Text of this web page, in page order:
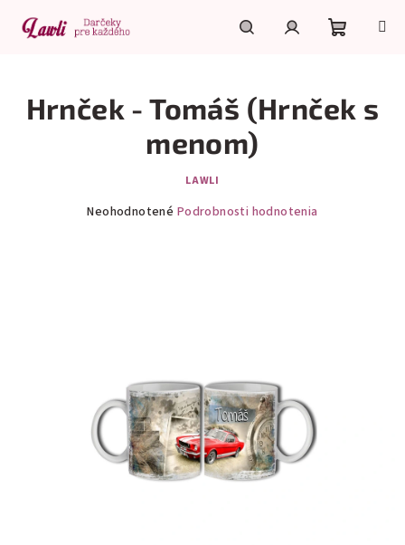
obsah
košík
Hrnček - Tomáš (Hrnček s
menom)
LAWLI
Neohodnotené Podrobnosti hodnotenia